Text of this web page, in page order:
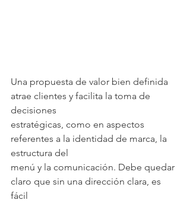
Una propuesta de valor bien definida
atrae clientes y facilita la toma de
decisiones
estratégicas, como en aspectos
referentes a la identidad de marca, la
estructura del
menú y la comunicación. Debe quedar
claro que sin una dirección clara, es
fácil